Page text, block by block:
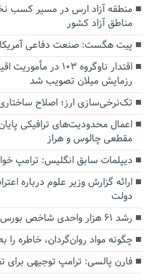
منطقه آزاد ارس در مسیر کسب
مناطق آزاد کشور
پیت هگست: صنعت دفاعی آمریکا
رزمایش میلان تصویب شد
تک‌نرخی‌سازی ارز؛ اصلاح
اعمال محدودیت‌های ترافیکی
مقطعی چالوس و هراز
دیپلمات سابق انگلیس:‌ ترامپ
ارائه گزارش وزیر علوم درباره
دولت
رشد ۶۱ هزار واحدی شاخص بورس
چگونه مواد روان‌گردان، خاطره
فارن پالسی: ترامپ توجیهی برای